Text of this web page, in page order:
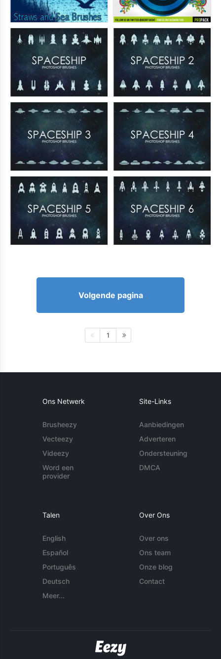
Volgende pagina
1
Ons Netwerk
Brusheezy
Vecteezy
Videezy
Word een
provider
Site-Links
Aanbiedingen
Adverteren
Ondersteuning
DMCA
Talen
English
Español
Português
Deutsch
Meer...
Over Ons
Over ons
Ons team
Onze blog
Contact